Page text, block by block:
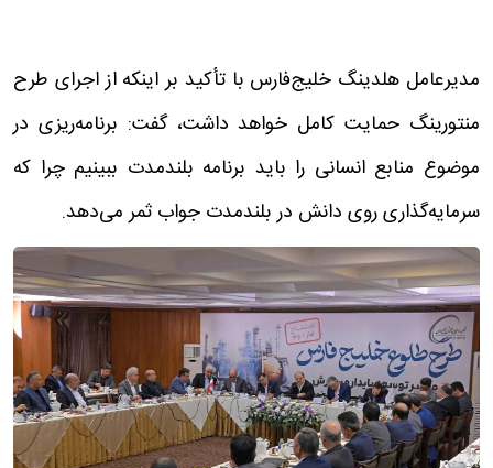
مدیرعامل هلدینگ خلیج‌فارس با تأکید بر اینکه از اجرای طرح
منتورینگ حمایت کامل خواهد داشت، گفت: برنامه‌ریزی در
موضوع منابع انسانی را باید برنامه بلندمدت ببینیم چرا که
سرمایه‌گذاری روی دانش در بلندمدت جواب ثمر می‌دهد.